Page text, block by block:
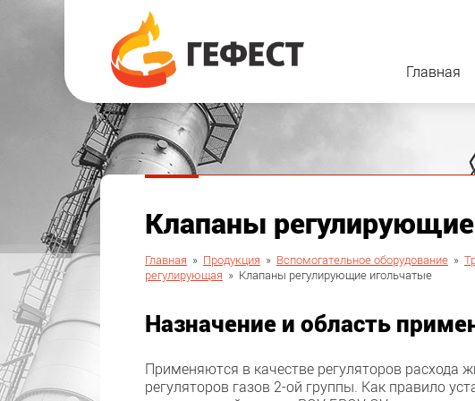
Главная
Клапаны
Главная » Продукция » Вспомогательное оборудование »
регулирующая » Клапаны регулирующие игольчатые
Назначение и область
Применяются в качестве регуляторов расхода
регуляторов газов 2-ой группы. Как правило